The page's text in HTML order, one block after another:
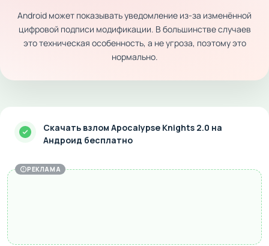
Android может показывать уведомление из-за изменённой
цифровой подписи модификации. В большинстве случаев
это техническая особенность, а не угроза, поэтому это
нормально.
Скачать взлом Apocalypse Knights 2.0 на
Андроид бесплатно
РЕКЛАМА